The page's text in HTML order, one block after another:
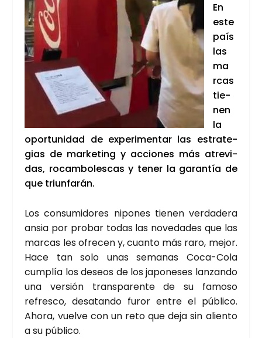
En
este
país
las
ma
r­cas
tie­
nen
la
opor­tu­ni­dad de expe­ri­men­tar las estra­te­
gias de mar­ke­ting y accio­nes más atre­vi­
das, rocam­bo­les­cas y tener la garan­tía de
que triun­fa­rán.
Los con­su­mi­do­res nipo­nes tie­nen ver­da­de­ra
ansia por pro­bar todas las nove­da­des que las
mar­cas les ofre­cen y, cuan­to más raro, mejor.
Hace tan solo unas sema­nas Coca-Cola
cum­plía los deseos de los japo­ne­ses lan­zan­do
una ver­sión trans­pa­ren­te de su famo­so
refres­co, des­atan­do furor entre el públi­co.
Aho­ra, vuel­ve con un reto que deja sin alien­to
a su públi­co.